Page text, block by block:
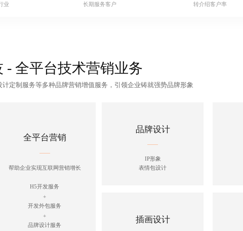
业
长期服务客户
转介绍客户率
- 全平台技术营销业务
定制服务等多种品牌营销增值服务，引领企业铸就强势品牌形象
全平台营销
帮助企业实现互联网营销增长
H5开发服务
+
开发外包服务
+
品牌设计服务
品牌设计
IP形象
表情包设计
插画设计